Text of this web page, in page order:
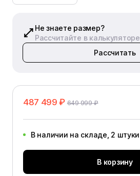
Не знаете размер?
Рассчитайте в калькуляторе
Рассчитать
487 499 ₽ 649 999 ₽
В наличии на складе, 2 штуки
В корзину